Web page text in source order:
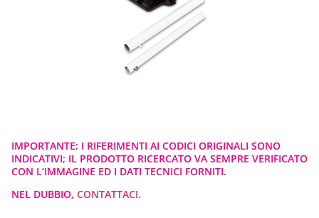
IMPORTANTE: I RIFERIMENTI AI CODICI ORIGINALI SONO
INDICATIVI; IL PRODOTTO RICERCATO VA SEMPRE VERIFICATO
CON L’IMMAGINE ED I DATI TECNICI FORNITI.
NEL DUBBIO, CONTATTACI.